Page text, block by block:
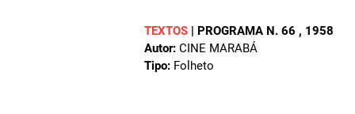
TEXTOS | PROGRAMA N. 66 , 1958
Autor: CINE MARABÁ
Tipo: Folheto